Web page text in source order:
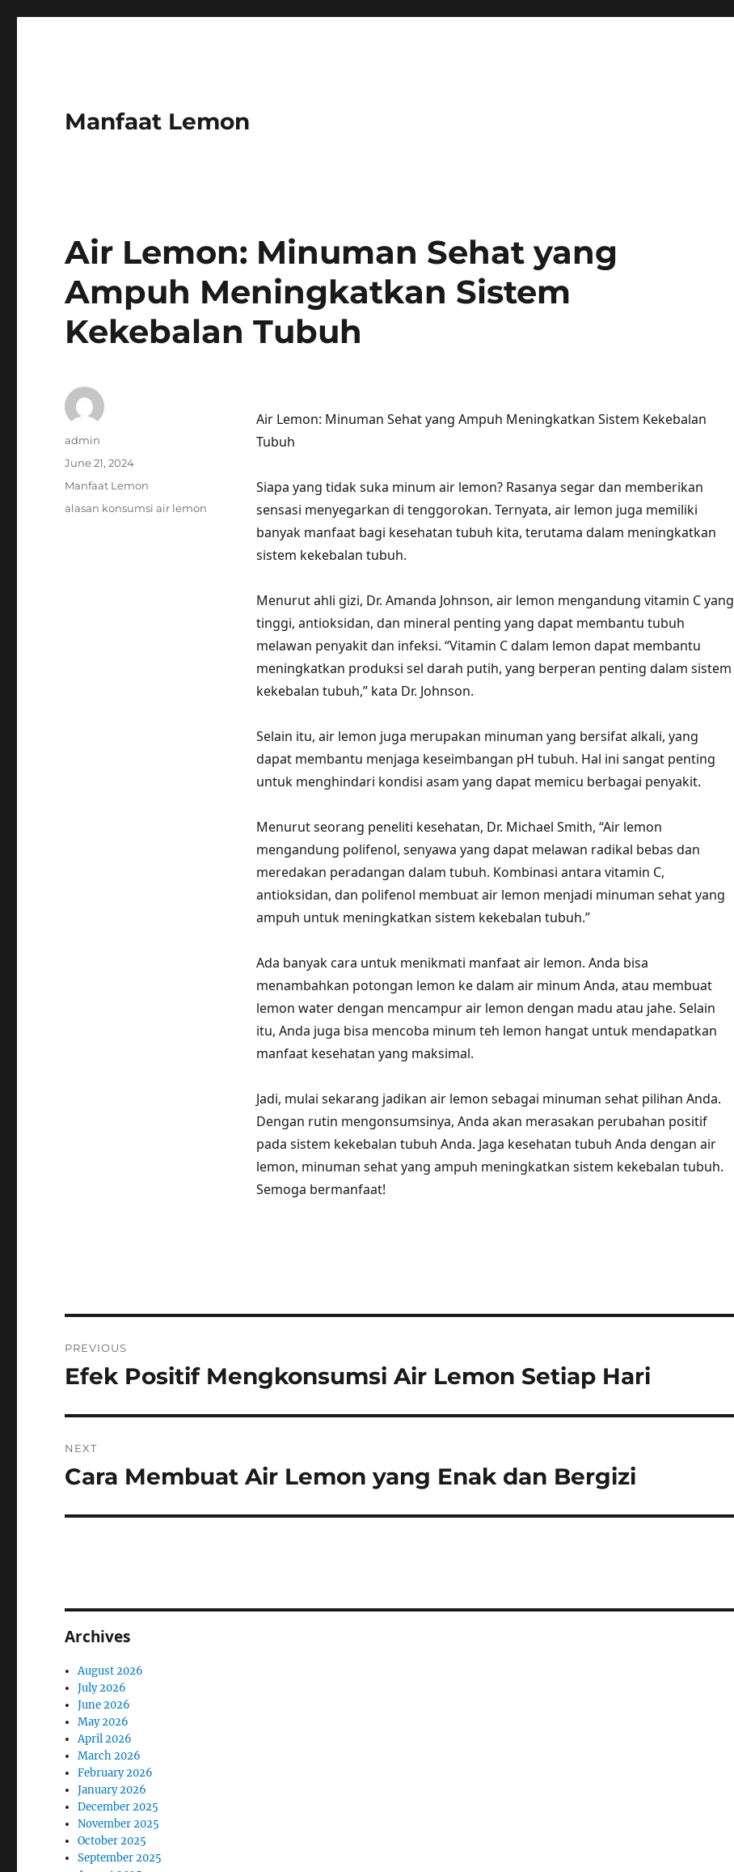
Manfaat Lemon
Air Lemon: Minuman Sehat yang
Ampuh Meningkatkan Sistem
Kekebalan Tubuh
Air Lemon: Minuman Sehat yang Ampuh Meningkatkan Sistem Kekebalan
Tubuh
Siapa yang tidak suka minum air lemon? Rasanya segar dan memberikan
sensasi menyegarkan di tenggorokan. Ternyata, air lemon juga memiliki
banyak manfaat bagi kesehatan tubuh kita, terutama dalam meningkatkan
sistem kekebalan tubuh.
Menurut ahli gizi, Dr. Amanda Johnson, air lemon mengandung vitamin C yang
tinggi, antioksidan, dan mineral penting yang dapat membantu tubuh
melawan penyakit dan infeksi. “Vitamin C dalam lemon dapat membantu
meningkatkan produksi sel darah putih, yang berperan penting dalam sistem
kekebalan tubuh,” kata Dr. Johnson.
Selain itu, air lemon juga merupakan minuman yang bersifat alkali, yang
dapat membantu menjaga keseimbangan pH tubuh. Hal ini sangat penting
untuk menghindari kondisi asam yang dapat memicu berbagai penyakit.
Menurut seorang peneliti kesehatan, Dr. Michael Smith, “Air lemon
mengandung polifenol, senyawa yang dapat melawan radikal bebas dan
meredakan peradangan dalam tubuh. Kombinasi antara vitamin C,
antioksidan, dan polifenol membuat air lemon menjadi minuman sehat yang
ampuh untuk meningkatkan sistem kekebalan tubuh.”
Ada banyak cara untuk menikmati manfaat air lemon. Anda bisa
menambahkan potongan lemon ke dalam air minum Anda, atau membuat
lemon water dengan mencampur air lemon dengan madu atau jahe. Selain
itu, Anda juga bisa mencoba minum teh lemon hangat untuk mendapatkan
manfaat kesehatan yang maksimal.
Jadi, mulai sekarang jadikan air lemon sebagai minuman sehat pilihan Anda.
Dengan rutin mengonsumsinya, Anda akan merasakan perubahan positif
pada sistem kekebalan tubuh Anda. Jaga kesehatan tubuh Anda dengan air
lemon, minuman sehat yang ampuh meningkatkan sistem kekebalan tubuh.
Semoga bermanfaat!
Author
admin
Posted
June 21, 2024
Categories
Manfaat Lemon
Tags
alasan konsumsi air lemon
navigation
PREVIOUS
Previous
Efek Positif Mengkonsumsi Air Lemon Setiap Hari
NEXT
Next
Cara Membuat Air Lemon yang Enak dan Bergizi
Archives
August 2026
July 2026
June 2026
May 2026
April 2026
March 2026
February 2026
January 2026
December 2025
November 2025
October 2025
September 2025